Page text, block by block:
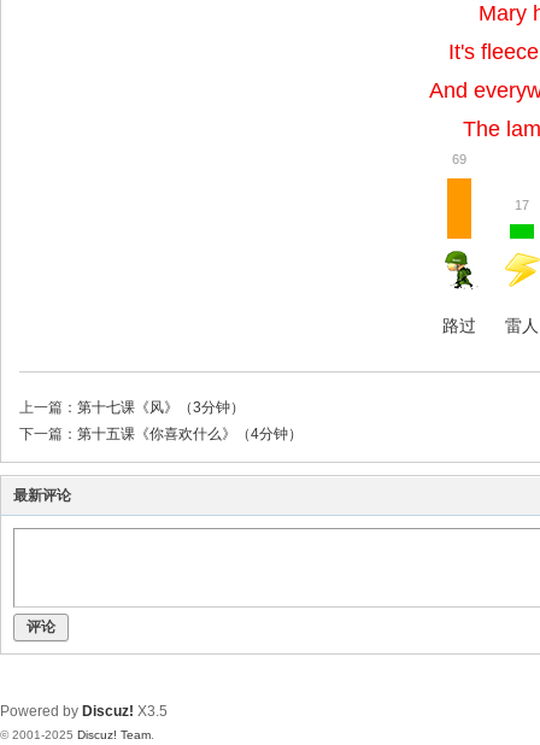
Mary
It's
And
The
69
路过
17
雷人
上一篇： 第十七课《风》（3分钟）
下一篇： 第十五课《你喜欢什么》（4分钟）
最新评论
评论
Powered by Discuz! X3.5
© 2001-2025 Discuz! Team